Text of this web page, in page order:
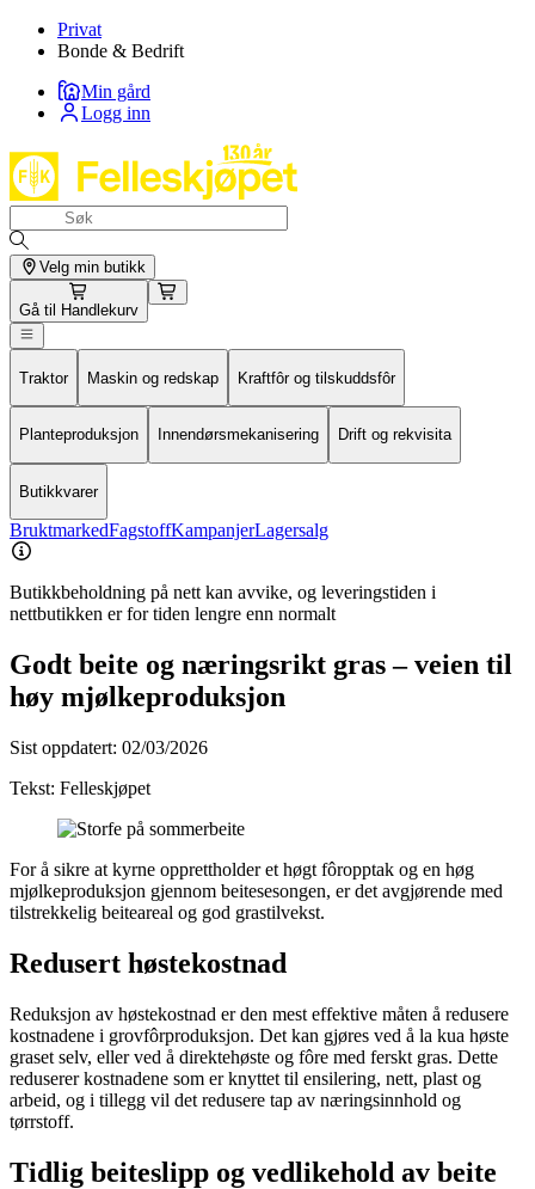
Privat
Bonde & Bedrift
Min gård
Logg inn
Velg min butikk
Gå til Handlekurv
Traktor Maskin og redskap Kraftfôr og tilskuddsfôr
Planteproduksjon Innendørsmekanisering Drift og rekvisita
Butikkvarer
BruktmarkedFagstoffKampanjerLagersalg
Butikkbeholdning på nett kan avvike, og leveringstiden i
nettbutikken er for tiden lengre enn normalt
Godt beite og næringsrikt gras – veien til
høy mjølkeproduksjon
Sist oppdatert: 02/03/2026
Tekst: Felleskjøpet
For å sikre at kyrne opprettholder et høgt fôropptak og en høg
mjølkeproduksjon gjennom beitesesongen, er det avgjørende med
tilstrekkelig beiteareal og god grastilvekst.
Redusert høstekostnad
Reduksjon av høstekostnad er den mest effektive måten å redusere
kostnadene i grovfôrproduksjon. Det kan gjøres ved å la kua høste
graset selv, eller ved å direktehøste og fôre med ferskt gras. Dette
reduserer kostnadene som er knyttet til ensilering, nett, plast og
arbeid, og i tillegg vil det redusere tap av næringsinnhold og
tørrstoff.
Tidlig beiteslipp og vedlikehold av beite